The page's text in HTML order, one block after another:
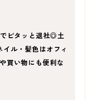
ピタッと退社◎土
ル・髪色はオフィ
買い物にも便利な